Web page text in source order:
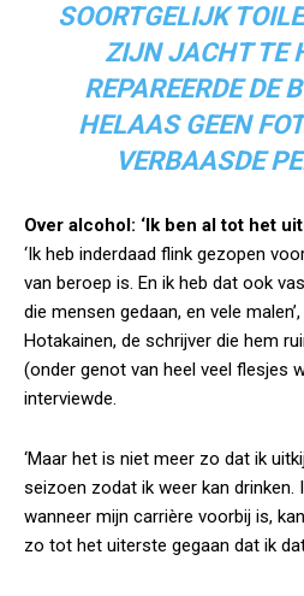
SOORTGELIJK
ZIJN JACHT TE
REPAREERDE DE
HELAAS GEEN
VERBAASDE
Over alcohol: ‘Ik ben al tot het
‘Ik heb inderdaad flink gezopen
van beroep is. En ik heb dat ook
die mensen gedaan, en vele
Hotakainen, de schrijver die hem
(onder genot van heel veel flesjes
interviewde.
‘Maar het is niet meer zo dat ik
seizoen zodat ik weer kan drinken.
wanneer mijn carrière voorbij is,
zo tot het uiterste gegaan dat ik